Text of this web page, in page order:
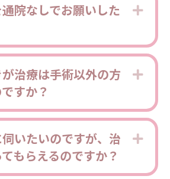
院なしでお願いした
治療は手術以外の方
すか？
いたいのですが、治
もらえるのですか？